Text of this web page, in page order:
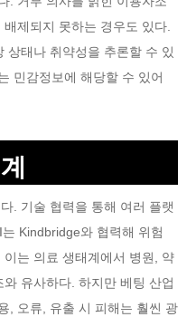
제되지 못하는 경우도 있다.
상태나 취약성을 추론할 수 있
민감정보에 해당할 수 있어
. 기술 협력을 통해 여러 플랫
Kindbridge와 협력해 위험
는 의료 생태계에서 병원, 약
유사하다. 하지만 베팅 산업
, 오류, 유출 시 피해는 훨씬 광